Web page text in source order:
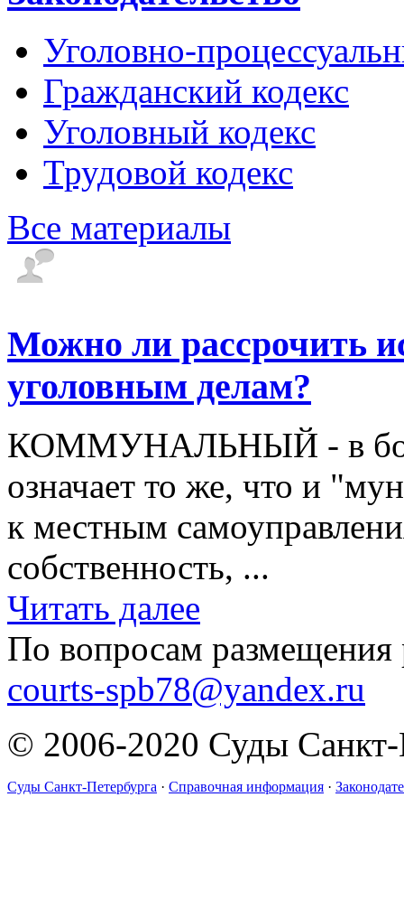
Уголовно-
Гражданский кодекс
Уголовный кодекс
Трудовой кодекс
Все материалы
Можно ли рассрочить
уголовным делам?
КОММУНАЛЬНЫЙ - в
означает то же, что и
к местным
собственность, ...
Читать далее
По вопросам размещения
courts-spb78@yandex.ru
© 2006-2020 Суды Санкт-
Суды Санкт-Петербурга · Справочная информация ·